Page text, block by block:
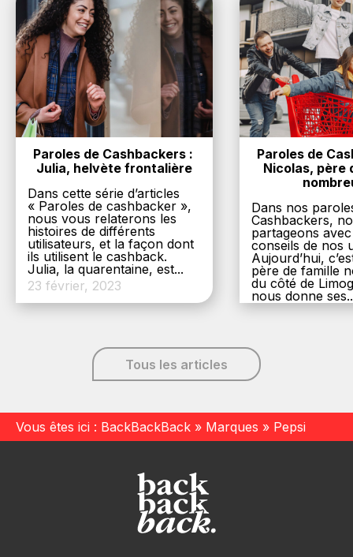
Paroles de Cashbackers :
Julia, helvète frontalière
Dans cette série d’articles
« Paroles de cashbacker »,
nous vous relaterons les
histoires de différents
utilisateurs, et la façon dont
ils utilisent le cashback.
Julia, la quarentaine, est...
23 février, 2023
Paroles de
Nicolas, père
Dans nos
Cashbackers,
partageons
conseils de nos
Aujourd’hui,
père de famille
du côté de
nous donne
Tous les articles
Vous êtes ici : BackBackBack » Marques » Pepsi